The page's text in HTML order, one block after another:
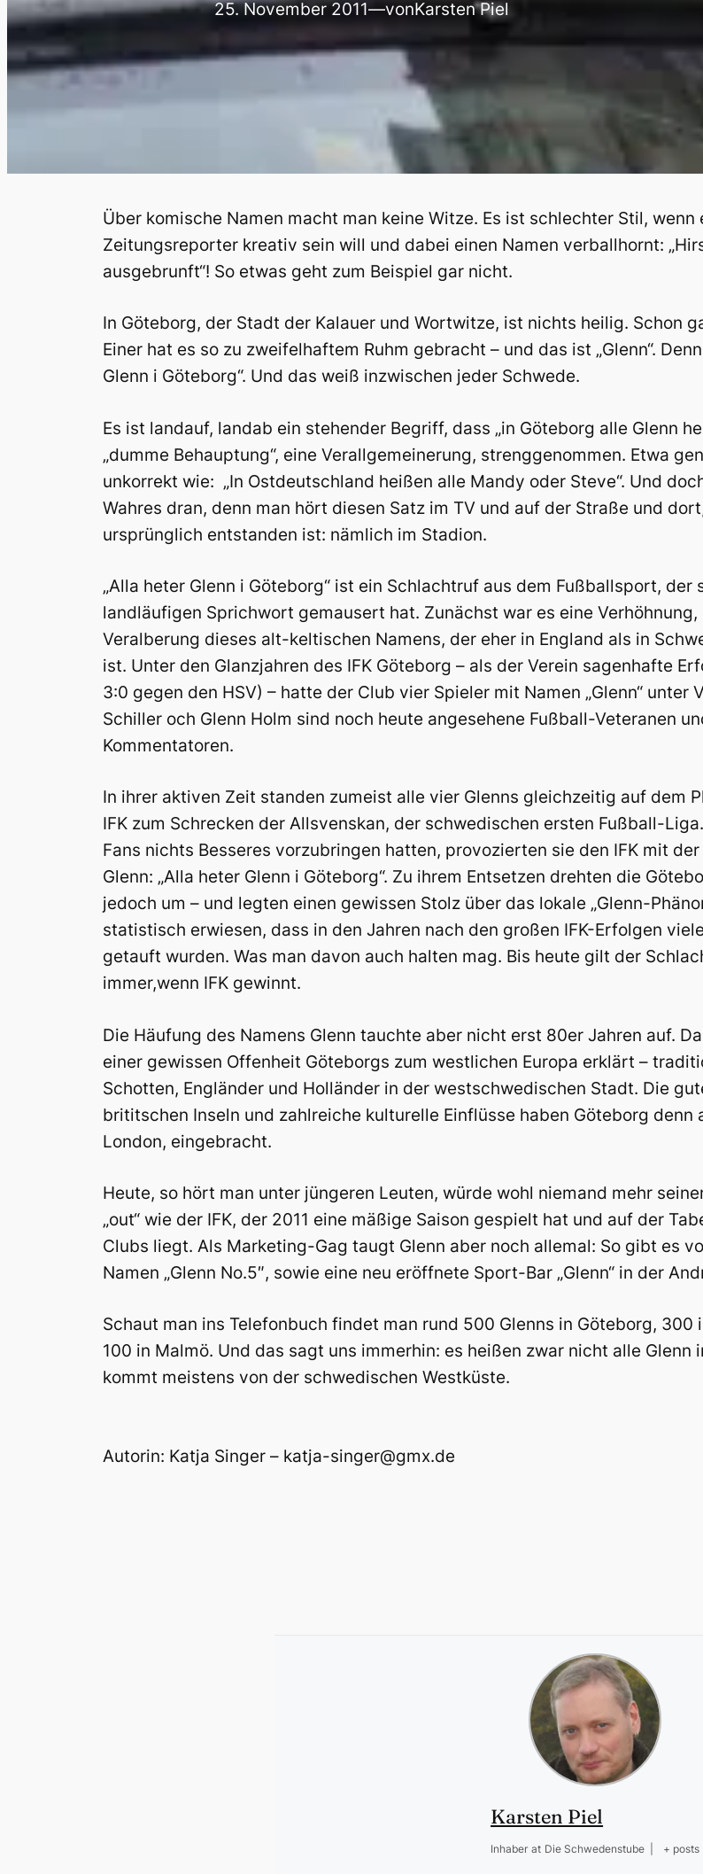
25. November 2011—vonKarsten Piel
Über komische Namen macht man keine Witze. Es ist schlechter Stil, wenn
Zeitungsreporter kreativ sein will und dabei einen Namen verballhornt:
ausgebrunft“! So etwas geht zum Beispiel gar nicht.
In Göteborg, der Stadt der Kalauer und Wortwitze, ist nichts heilig. Schon
Einer hat es so zu zweifelhaftem Ruhm gebracht – und das ist „Glenn“.
Glenn i Göteborg“. Und das weiß inzwischen jeder Schwede.
Es ist landauf, landab ein stehender Begriff, dass „in Göteborg alle Glenn
„dumme Behauptung“, eine Verallgemeinerung, strenggenommen. Etwa
unkorrekt wie: „In Ostdeutschland heißen alle Mandy oder Steve“. Und
Wahres dran, denn man hört diesen Satz im TV und auf der Straße und
ursprünglich entstanden ist: nämlich im Stadion.
„Alla heter Glenn i Göteborg“ ist ein Schlachtruf aus dem Fußballsport, der
landläufigen Sprichwort gemausert hat. Zunächst war es eine Verhöhnung,
Veralberung dieses alt-keltischen Namens, der eher in England als in
ist. Unter den Glanzjahren des IFK Göteborg – als der Verein sagenhafte
3:0 gegen den HSV) – hatte der Club vier Spieler mit Namen „Glenn“ unter
Schiller och Glenn Holm sind noch heute angesehene Fußball-Veteranen
Kommentatoren.
In ihrer aktiven Zeit standen zumeist alle vier Glenns gleichzeitig auf dem
IFK zum Schrecken der Allsvenskan, der schwedischen ersten Fußball-
Fans nichts Besseres vorzubringen hatten, provozierten sie den IFK mit
Glenn: „Alla heter Glenn i Göteborg“. Zu ihrem Entsetzen drehten die
jedoch um – und legten einen gewissen Stolz über das lokale „Glenn-
statistisch erwiesen, dass in den Jahren nach den großen IFK-Erfolgen
getauft wurden. Was man davon auch halten mag. Bis heute gilt der
immer,wenn IFK gewinnt.
Die Häufung des Namens Glenn tauchte aber nicht erst 80er Jahren auf.
einer gewissen Offenheit Göteborgs zum westlichen Europa erklärt –
Schotten, Engländer und Holländer in der westschwedischen Stadt. Die
brititschen Inseln und zahlreiche kulturelle Einflüsse haben Göteborg denn
London, eingebracht.
Heute, so hört man unter jüngeren Leuten, würde wohl niemand mehr
„out“ wie der IFK, der 2011 eine mäßige Saison gespielt hat und auf der
Clubs liegt. Als Marketing-Gag taugt Glenn aber noch allemal: So gibt es
Namen „Glenn No.5″, sowie eine neu eröffnete Sport-Bar „Glenn“ in der
Schaut man ins Telefonbuch findet man rund 500 Glenns in Göteborg, 300
100 in Malmö. Und das sagt uns immerhin: es heißen zwar nicht alle Glenn
kommt meistens von der schwedischen Westküste.
Autorin: Katja Singer – katja-singer@gmx.de
Karsten Piel
Inhaber at Die Schwedenstube + posts